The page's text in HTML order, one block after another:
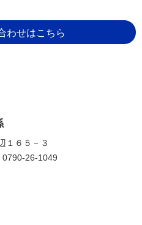
わせはこちら
１６５－３
0790-26-1049